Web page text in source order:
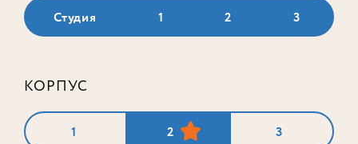
Студия 1 2 3
КОРПУС
1 2 3